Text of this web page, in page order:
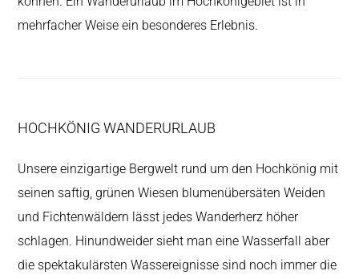
mehrfacher Weise ein besonderes Erlebnis.
HOCHKÖNIG WANDERURLAUB
Unsere einzigartige Bergwelt rund um den Hochkönig mit
seinen saftig, grünen Wiesen blumenübersäten Weiden
und Fichtenwäldern lässt jedes Wanderherz höher
schlagen. Hinundweider sieht man eine Wasserfall aber
die spektakulärsten Wassereignisse sind noch immer die